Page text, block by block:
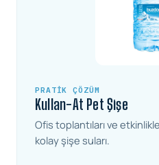
PRATIK ÇÖZÜM
Kullan-At Pet Şişe
Ofis toplantıları ve
kolay şişe suları.